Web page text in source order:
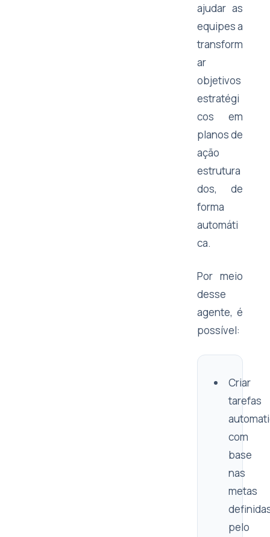
ajudar as
equipes a
transform
ar
objetivos
estratégi
cos em
planos de
ação
estrutura
dos, de
forma
automáti
ca.
Por meio
desse
agente, é
possível:
Criar
tarefas
com
base
nas
metas
pelo